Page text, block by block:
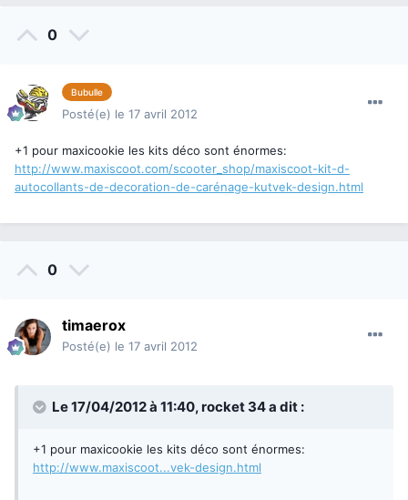
0
Bubulle
Posté(e) le 17 avril 2012
+1 pour maxicookie les kits déco sont énormes:
http://www.maxiscoot.com/scooter_shop/maxiscoot-kit-d-
autocollants-de-decoration-de-carénage-kutvek-design.html
0
timaerox
Posté(e) le 17 avril 2012
Le 17/04/2012 à 11:40, rocket 34 a dit :
+1 pour maxicookie les kits déco sont énormes:
http://www.maxiscoot...vek-design.html